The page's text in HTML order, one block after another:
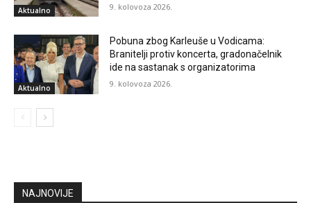
Aktualno 9. kolovoza 2026.
Aktualno
Pobuna zbog Karleuše u Vodicama:
Branitelji protiv koncerta, gradonačelnik
ide na sastanak s organizatorima
9. kolovoza 2026.
NAJNOVIJE